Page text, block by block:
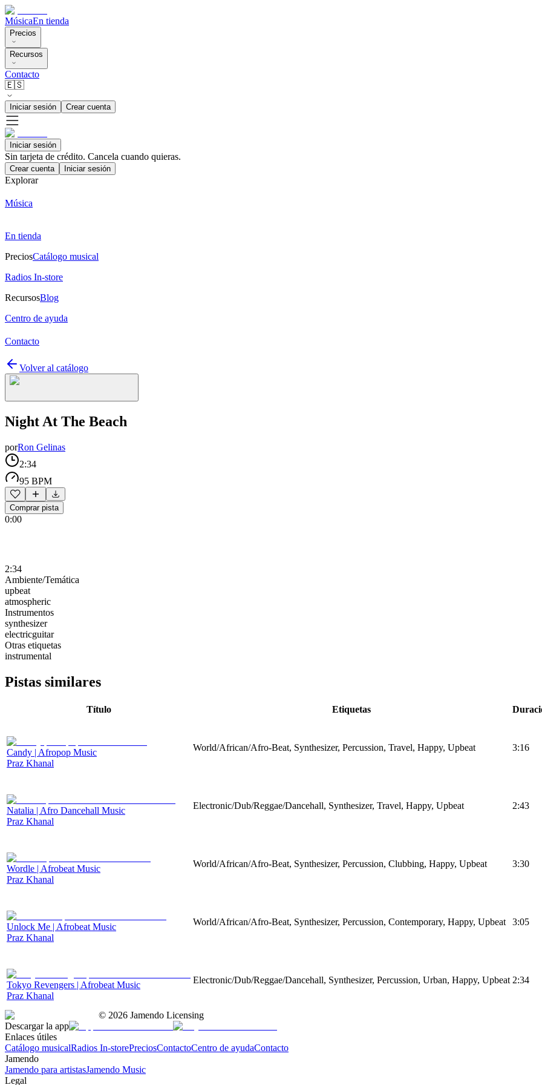
MúsicaEn tienda
Precios
Recursos
Contacto
🇪🇸
Iniciar sesión Crear cuenta
Iniciar sesión
Sin tarjeta de crédito. Cancela cuando quieras.
Crear cuenta Iniciar sesión
Explorar
Música
En tienda
PreciosCatálogo musical
Radios In-store
RecursosBlog
Centro de ayuda
Contacto
Volver al catálogo
Night At The Beach
porRon Gelinas
2:34
95 BPM
Comprar pista
0:00
2:34
Ambiente/Temática
upbeat
atmospheric
Instrumentos
synthesizer
electricguitar
Otras etiquetas
instrumental
Pistas similares
Título Etiquetas
Candy | Afropop Music
Praz Khanal
World/African/Afro-Beat, Synthesizer, Percussion, Travel, Happy, Upbeat 3:16
Natalia | Afro Dancehall Music
Praz Khanal
Electronic/Dub/Reggae/Dancehall, Synthesizer, Travel, Happy, Upbeat 2:43
Wordle | Afrobeat Music
Praz Khanal
World/African/Afro-Beat, Synthesizer, Percussion, Clubbing, Happy, Upbeat 3:30
Unlock Me | Afrobeat Music
Praz Khanal
World/African/Afro-Beat, Synthesizer, Percussion, Contemporary, Happy, Upbeat 3:05
Tokyo Revengers | Afrobeat Music
Praz Khanal
Electronic/Dub/Reggae/Dancehall, Synthesizer, Percussion, Urban, Happy, Upbeat 2:34
© 2026 Jamendo Licensing
Descargar la app
Enlaces útiles
Catálogo musicalRadios In-storePreciosContactoCentro de ayudaContacto
Jamendo
Jamendo para artistasJamendo Music
Legal